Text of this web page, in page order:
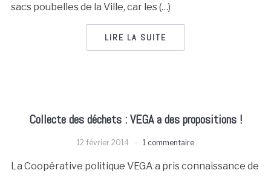
sacs poubelles de la Ville, car les (…)
LIRE LA SUITE
Collecte des déchets : VEGA a des propositions !
12 février 2014 1 commentaire
La Coopérative politique VEGA a pris connaissance de